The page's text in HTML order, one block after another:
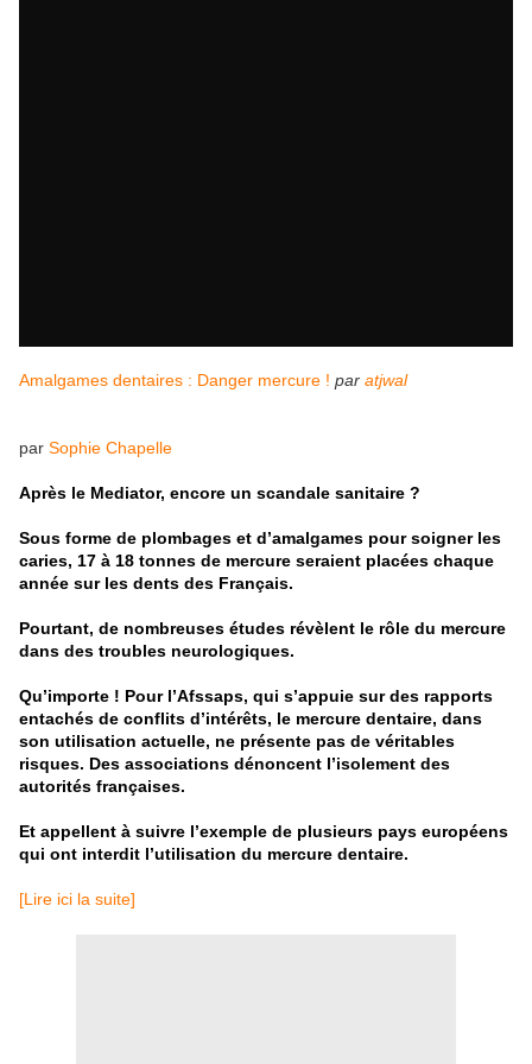
Amalgames dentaires : Danger mercure ! par atjwal
par Sophie Chapelle
Après le Mediator, encore un scandale sanitaire ?
Sous forme de plombages et d’amalgames pour soigner les
caries, 17 à 18 tonnes de mercure seraient placées chaque
année sur les dents des Français.
Pourtant, de nombreuses études révèlent le rôle du mercure
dans des troubles neurologiques.
Qu’importe ! Pour l’Afssaps, qui s’appuie sur des rapports
entachés de conflits d’intérêts, le mercure dentaire, dans
son utilisation actuelle, ne présente pas de véritables
risques. Des associations dénoncent l’isolement des
autorités françaises.
Et appellent à suivre l’exemple de plusieurs pays européens
qui ont interdit l’utilisation du mercure dentaire.
[Lire ici la suite]